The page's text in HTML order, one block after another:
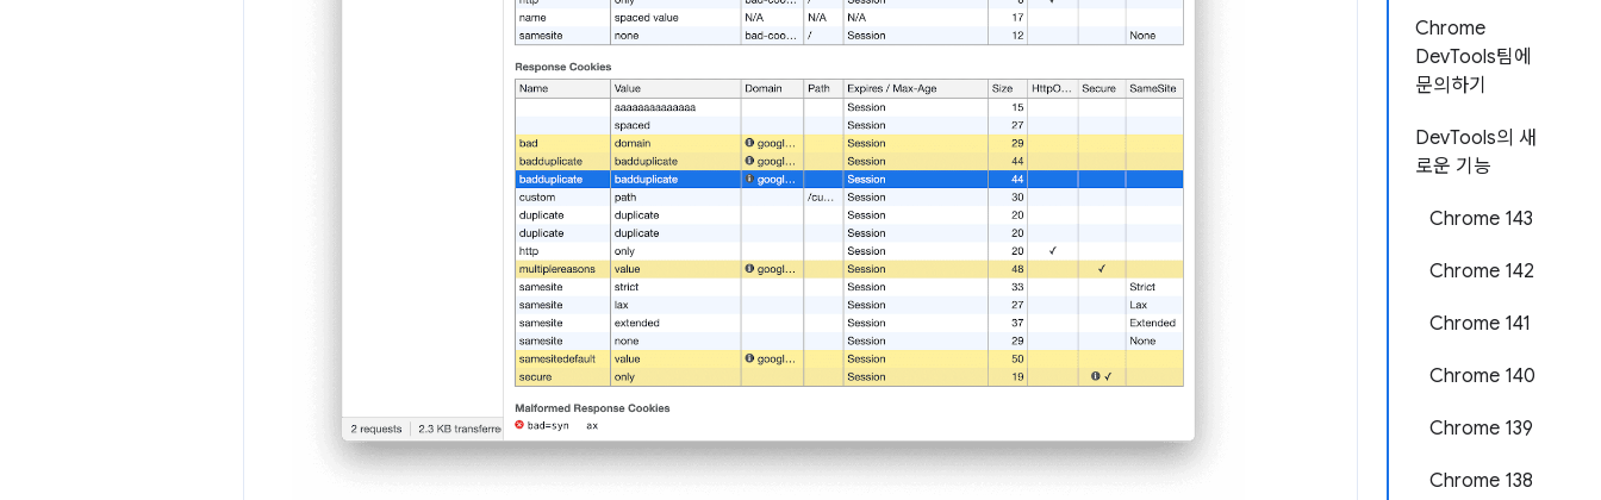
Chrome
DevTools팀에
문의하기
DevTools의 새
로운 기능
Chrome 143
Chrome 142
Chrome 141
Chrome 140
Chrome 139
Chrome 138